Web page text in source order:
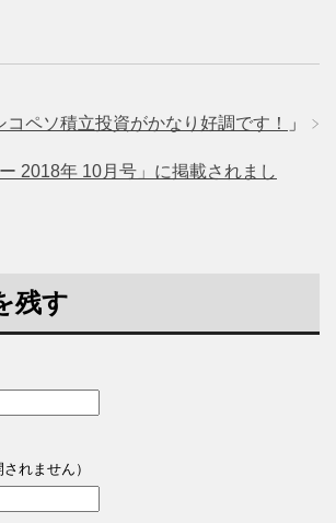
コペソ積立投資がかなり好調です！ 」
2018年 10月号」に掲載されまし
残す
れません）